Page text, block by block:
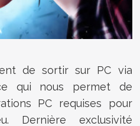
de sortir sur PC via
qui nous permet de
PC requises pour
Dernière exclusivité